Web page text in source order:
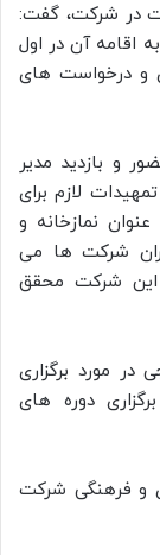
در شرکت، گفت:
اقامه آن در اول
و درخواست های
و بازدید مدیر
لازم برای
نمازخانه و
شرکت ها می
این شرکت محقق
در مورد برگزاری
دوره های
و فرهنگی شرکت